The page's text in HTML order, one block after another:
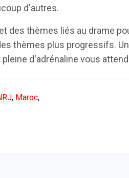
d'autres.
des thèmes liés au drame
thèmes plus progressifs.
d'adrénaline vous
, Maroc,